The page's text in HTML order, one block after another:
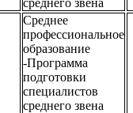
среднего звена
Среднее
профессиональное
образование
-Программа
подготовки
специалистов
среднего звена